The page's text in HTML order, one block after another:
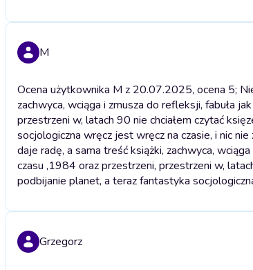
M
Ocena użytkownika M z 20.07.2025, ocena 5;
zachwyca, wciąga i zmusza do refleksji, fabuła
przestrzeni w, latach 90 nie chciałem czytać
socjologiczna wręcz jest wręcz na czasie, i nic
daje radę, a sama treść książki, zachwyca,
czasu ,1984 oraz przestrzeni, przestrzeni w,
podbijanie planet, a teraz fantastyka
Grzegorz